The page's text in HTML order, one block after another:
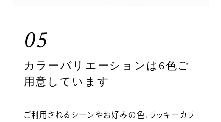
05
カラーバリエーションは6色ご
用意しています
ご利用されるシーンやお好みの色、ラッキーカラ